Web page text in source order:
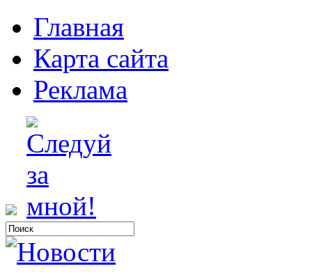
Главная
Карта сайта
Реклама